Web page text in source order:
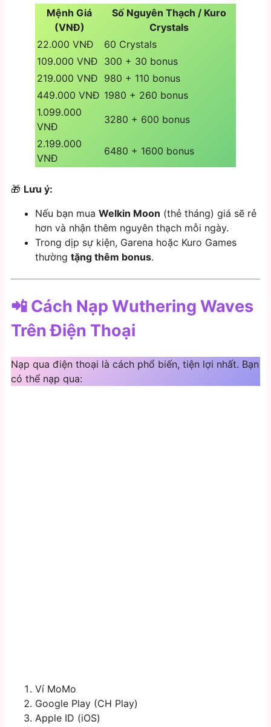
Mệnh Giá
(VNĐ)
Số Nguyên Thạch / Kuro
Crystals
22.000 VNĐ
60 Crystals
109.000 VNĐ 300 + 30 bonus
219.000 VNĐ 980 + 110 bonus
449.000 VNĐ 1980 + 260 bonus
1.099.000
VNĐ
3280 + 600 bonus
2.199.000
VNĐ
6480 + 1600 bonus
🎁 Lưu ý:
Nếu bạn mua Welkin Moon (thẻ tháng) giá sẽ rẻ
hơn và nhận thêm nguyên thạch mỗi ngày.
Trong dịp sự kiện, Garena hoặc Kuro Games
thường tặng thêm bonus.
📲 Cách Nạp Wuthering Waves
Trên Điện Thoại
Nạp qua điện thoại là cách phổ biến, tiện lợi nhất. Bạn
có thể nạp qua:
Ví MoMo
Google Play (CH Play)
Apple ID (iOS)